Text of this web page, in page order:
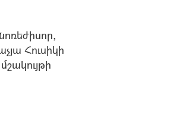
Հուսիկի